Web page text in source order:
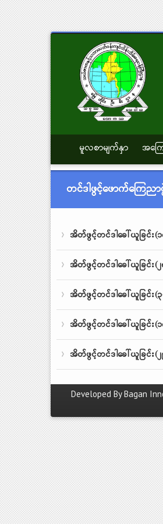
မူလစာမျက်နှာ အကြ
တင်ဒါဖွင့်ဖောက်ကြေညာပွဲ
အိတ်ဖွင့်တင်ဒါခေါ်ယူခြင်း(၁
အိတ်ဖွင့်တင်ဒါခေါ်ယူခြင်း(၂
အိတ်ဖွင့်တင်ဒါခေါ်ယူခြင်း(၃
အိတ်ဖွင့်တင်ဒါခေါ်ယူခြင်း(၁
အိတ်ဖွင့်တင်ဒါခေါ်ယူခြင်း(၂
Developed ByBagan